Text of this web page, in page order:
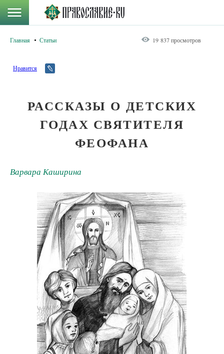
Главная Статьи 19 837 просмотров
Нравится
РАССКАЗЫ О ДЕТСКИХ
ГОДАХ СВЯТИТЕЛЯ
ФЕОФАНА
Варвара Каширина